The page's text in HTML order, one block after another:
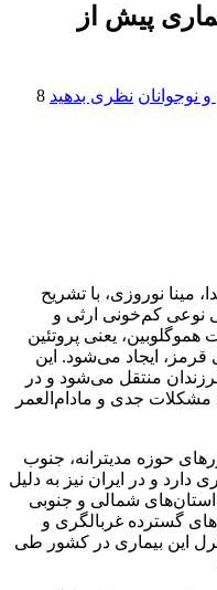
پیش از
نوجوانان نظری بدهید 8
مینا نوروزی، با تشریح
نوعی کم‌خونی ارثی و
یعنی پروتئین
ایجاد می‌شود. این
منتقل می‌شود و در
جدی و مادام‌العمر
حوزه مدیترانه، جنوب
دارد و در ایران نیز به دلیل
استان‌های شمالی و جنوبی
گسترده غربالگری و
این بیماری در کشور طی